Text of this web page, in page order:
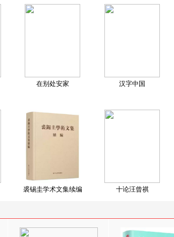
在别处安家 汉字中国
裘锡圭学术文集续编 十论汪曾祺